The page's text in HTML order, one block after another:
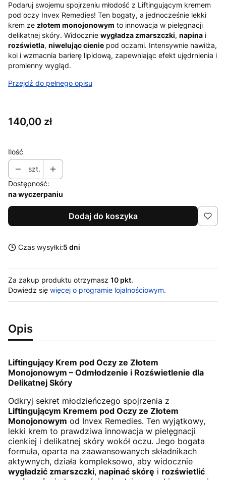
Podaruj swojemu spojrzeniu młodość z Liftingującym kremem
pod oczy Invex Remedies! Ten bogaty, a jednocześnie lekki
krem ze złotem monojonowym to innowacja w pielęgnacji
delikatnej skóry. Widocznie wygładza zmarszczki, napina i
rozświetla, niwelując cienie pod oczami. Intensywnie nawilża,
koi i wzmacnia barierę lipidową, zapewniając efekt ujędrnienia i
promienny wygląd.
Przejdź do pełnego opisu
Cena
140,00 zł
Ilość
szt.
Dostępność:
na wyczerpaniu
Dodaj do koszyka
Czas wysyłki:5 dni
Za zakup produktu otrzymasz 10 pkt.
Dowiedz się więcej o programie lojalnościowym.
Opis
Liftingujący Krem pod Oczy ze Złotem
Monojonowym – Odmłodzenie i Rozświetlenie dla
Delikatnej Skóry
Odkryj sekret młodzieńczego spojrzenia z
Liftingującym Kremem pod Oczy ze Złotem
Monojonowym od Invex Remedies. Ten wyjątkowy,
lekki krem to prawdziwa innowacja w pielęgnacji
cienkiej i delikatnej skóry wokół oczu. Jego bogata
formuła, oparta na zaawansowanych składnikach
aktywnych, działa kompleksowo, aby widocznie
wygładzić zmarszczki, napinać skórę i rozświetlić